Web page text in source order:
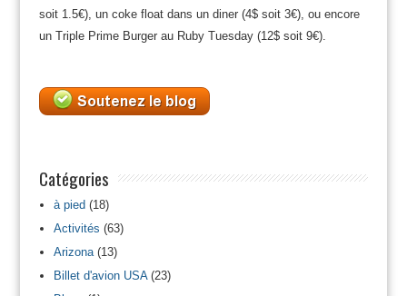
soit 1.5€), un coke float dans un diner (4$ soit 3€), ou encore
un Triple Prime Burger au Ruby Tuesday (12$ soit 9€).
Catégories
à pied(18)
Activités (63)
Arizona(13)
Billet d'avion USA(23)